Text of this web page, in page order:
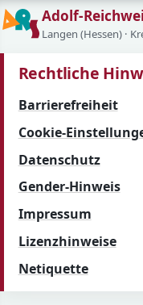
Adolf-
Langen (Hessen) ·
Rechtliche
Barrierefreiheit
Cookie-
Datenschutz
Gender-Hinweis
Impressum
Lizenzhinweise
Netiquette